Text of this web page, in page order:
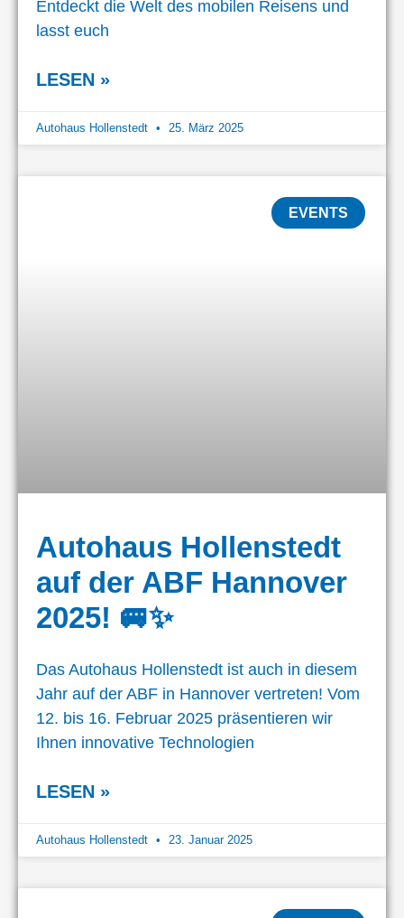
Entdeckt die Welt des mobilen Reisens und
lasst euch
LESEN »
Autohaus Hollenstedt 25. März 2025
EVENTS
Autohaus Hollenstedt
auf der ABF Hannover
2025! 🚐✨
Das Autohaus Hollenstedt ist auch in diesem
Jahr auf der ABF in Hannover vertreten! Vom
12. bis 16. Februar 2025 präsentieren wir
Ihnen innovative Technologien
LESEN »
Autohaus Hollenstedt 23. Januar 2025